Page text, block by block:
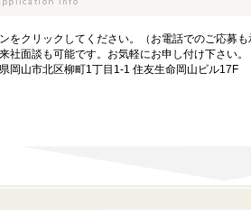
ンをクリックしてください。（お電話でのご応募
社面談も可能です。お気軽にお申し付け下さい。
県岡山市北区柳町1丁目1-1 住友生命岡山ビル17F